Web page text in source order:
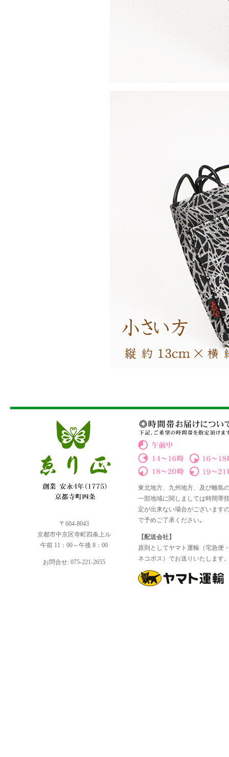
〒604-8043
京都市中京区寺町四条上ル
午前 11：00～午後 8：00
お問合せ: 075-221-2655
東北地方、九州地方、及び離島
一部地域に関しましては時間帯
定が出来ない場合がございます
で予めご了承ください｡
【配送会社】
原則としてヤマト運輸（宅急便
ネコポス）でお送りいたします